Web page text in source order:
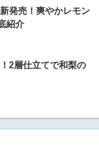
発売！爽やかレモン
紹介
2層仕立てで和梨の